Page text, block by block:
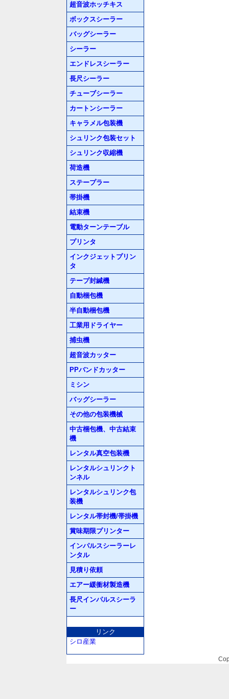
超音波ホッチキス
ボックスシーラー
バッグシーラー
シーラー
エンドレスシーラー
長尺シーラー
チューブシーラー
カートンシーラー
キャラメル包装機
シュリンク包装セット
シュリンク収縮機
荷造機
ステープラー
帯掛機
結束機
電動ターンテーブル
プリンタ
インクジェットプリン
タ
テープ封緘機
自動梱包機
半自動梱包機
工業用ドライヤー
捕虫機
超音波カッター
PPバンドカッター
ミシン
バッグシーラー
その他の包装機械
中古梱包機、中古結束
機
レンタル真空包装機
レンタルシュリンクト
ンネル
レンタルシュリンク包
装機
レンタル帯封機/帯掛機
賞味期限プリンター
インパルスシーラーレ
ンタル
見積り依頼
エアー緩衝材製造機
長尺インパルスシーラ
ー
リンク
シロ産業